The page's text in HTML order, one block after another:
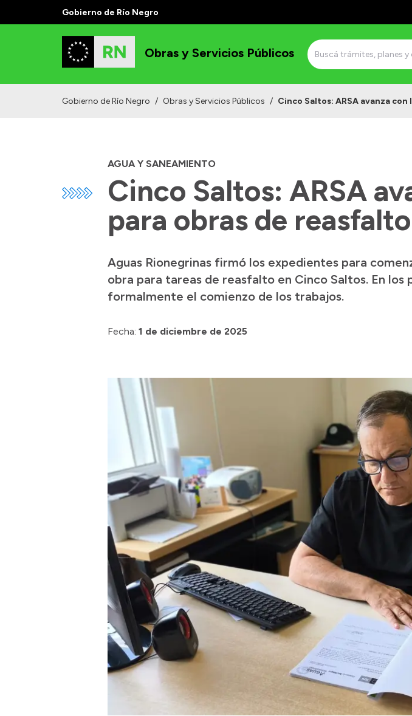
Gobierno de Río Negro
Obras y Servicios Públicos
Gobierno de Río Negro / Obras y Servicios Públicos / Cinco Saltos: ARSA avanza
AGUA Y SANEAMIENTO
Cinco Saltos: ARSA
para obras de reasfalto
Aguas Rionegrinas firmó los expedientes para
obra para tareas de reasfalto en Cinco Saltos. En
formalmente el comienzo de los trabajos.
Fecha: 1 de diciembre de 2025